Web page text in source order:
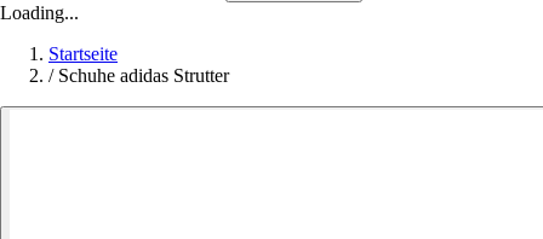
Loading...
Startseite
/ Schuhe adidas Strutter